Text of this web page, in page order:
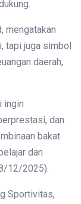
mengatakan
tapi juga simbol
daerah,
ingin
dan
bakat
dan
12/2025).
Sportivitas,